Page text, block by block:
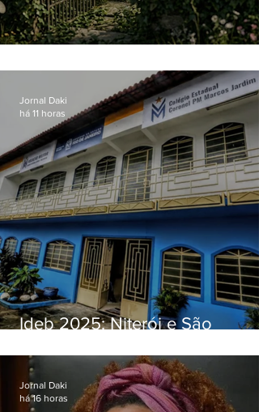
Ideb 2025: Niterói e São
distintos no ensino médio; veja
Jornal Daki
há 11 horas
Jornal Daki
há 16 horas